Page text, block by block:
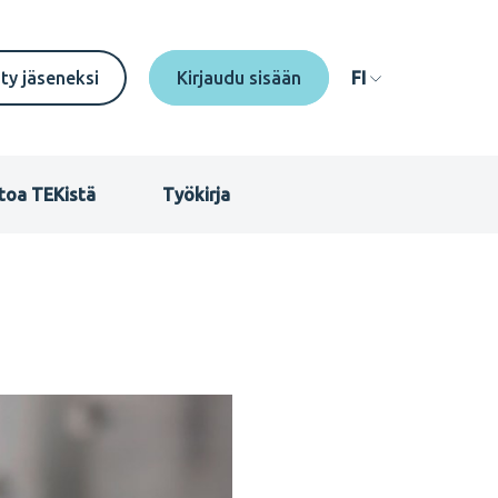
jäseneksi FI
TEKistä Työkirja